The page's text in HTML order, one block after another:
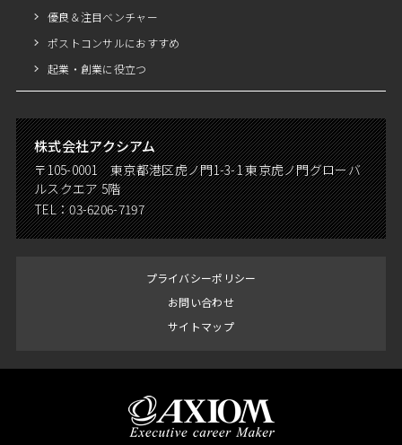
優良＆注目ベンチャー
ポストコンサルにおすすめ
起業・創業に役立つ
株式会社アクシアム
〒105-0001 東京都港区虎ノ門1-3-1 東京虎ノ門グローバ
ルスクエア 5階
TEL：03-6206-7197
プライバシーポリシー
お問い合わせ
サイトマップ